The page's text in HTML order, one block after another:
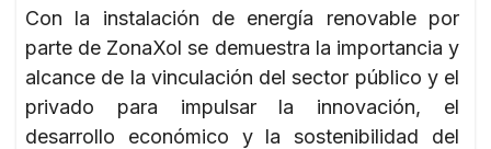
Con la instalación de energía renovable por
parte de ZonaXol se demuestra la importancia y
alcance de la vinculación del sector público y el
privado para impulsar la innovación, el
desarrollo económico y la sostenibilidad del